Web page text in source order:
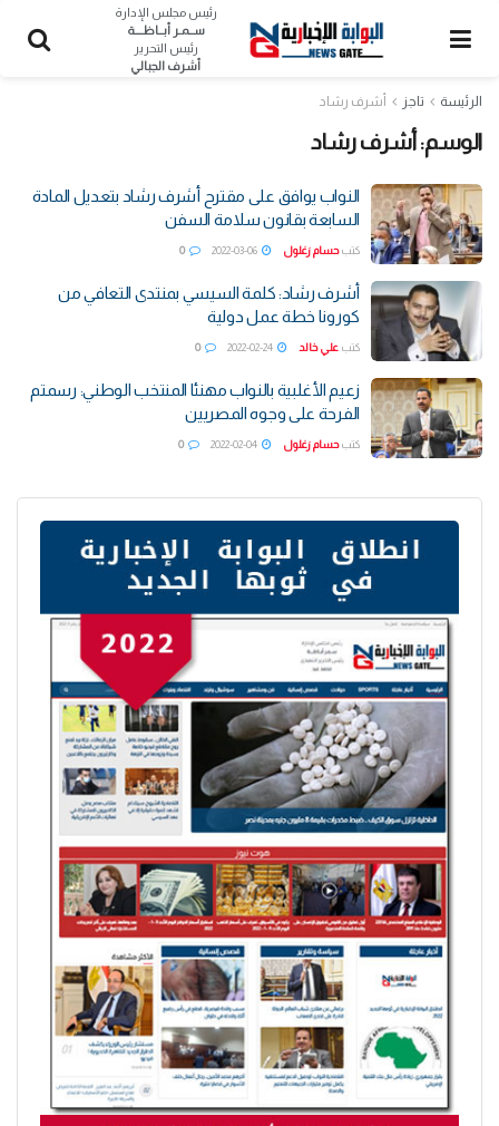
رئيس مجلس الإدارة
ســمـر أبــاظــــة
رئيس التحرير
أشرف الجبالي
الرئيسة تاجز أشرف رشاد
الوسم:أشرف رشاد
النواب يوافق على مقترح أشرف رشاد بتعديل المادة
السابعة بقانون سلامة السفن
كتب حسام زغلول 0
أشرف رشاد: كلمة السيسي بمنتدى التعافي من
كورونا خطة عمل دولية
كتب علي خالد 0
زعيم الأغلبية بالنواب مهنئا المنتخب الوطني: رسمتم
الفرحة على وجوه المصريين
كتب حسام زغلول 0